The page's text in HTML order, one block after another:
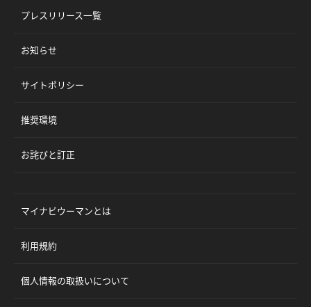
プレスリリース一覧
お知らせ
サイトポリシー
推奨環境
お詫びと訂正
マイナビウーマンとは
利用規約
個人情報の取扱いについて